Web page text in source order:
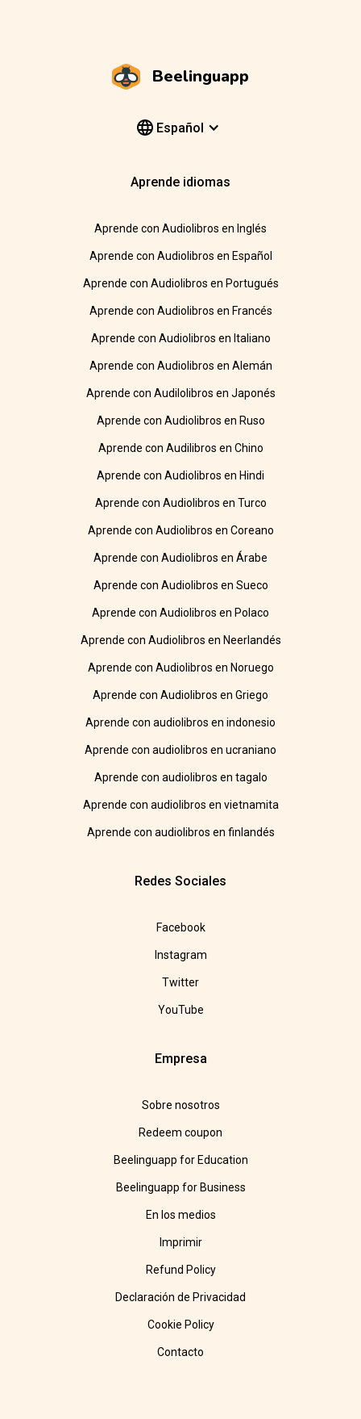
Beelinguapp
Español
Aprende idiomas
Aprende con Audiolibros en Inglés
Aprende con Audiolibros en Español
Aprende con Audiolibros en Portugués
Aprende con Audiolibros en Francés
Aprende con Audiolibros en Italiano
Aprende con Audiolibros en Alemán
Aprende con Audilolibros en Japonés
Aprende con Audiolibros en Ruso
Aprende con Audilibros en Chino
Aprende con Audiolibros en Hindi
Aprende con Audiolibros en Turco
Aprende con Audiolibros en Coreano
Aprende con Audiolibros en Árabe
Aprende con Audiolibros en Sueco
Aprende con Audiolibros en Polaco
Aprende con Audiolibros en Neerlandés
Aprende con Audiolibros en Noruego
Aprende con Audiolibros en Griego
Aprende con audiolibros en indonesio
Aprende con audiolibros en ucraniano
Aprende con audiolibros en tagalo
Aprende con audiolibros en vietnamita
Aprende con audiolibros en finlandés
Redes Sociales
Facebook
Instagram
Twitter
YouTube
Empresa
Sobre nosotros
Redeem coupon
Beelinguapp for Education
Beelinguapp for Business
En los medios
Imprimir
Refund Policy
Declaración de Privacidad
Cookie Policy
Contacto